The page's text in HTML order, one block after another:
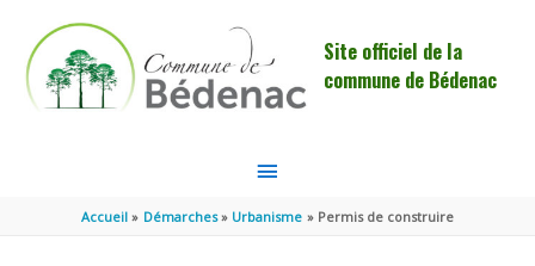
Site officiel de la
commune de Bédenac
MENU
PRINCIPAL
Accueil Démarches Urbanisme Permis de construire